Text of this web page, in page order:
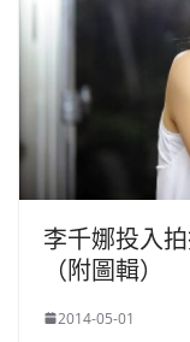
李千娜投入
（附圖輯）
2014-05-01